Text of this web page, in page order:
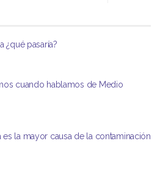
¿qué pasaría?
cuando hablamos de Medio
es la mayor causa de la contaminación